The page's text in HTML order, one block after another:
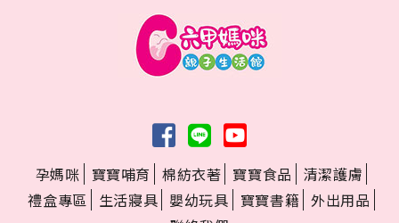
孕媽咪 寶寶哺育 棉紡衣著 寶寶食品
清潔護膚
禮盒專區
生活寢具 嬰幼玩具 寶寶書籍 外出用品